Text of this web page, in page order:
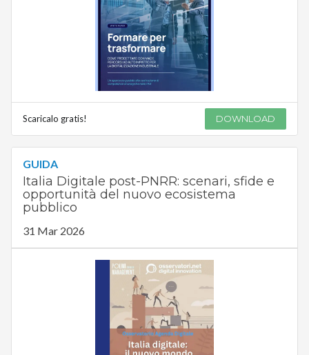
Scaricalo gratis! DOWNLOAD
GUIDA
Italia Digitale post-PNRR: scenari, sfide e
opportunità del nuovo ecosistema
pubblico
31 Mar 2026